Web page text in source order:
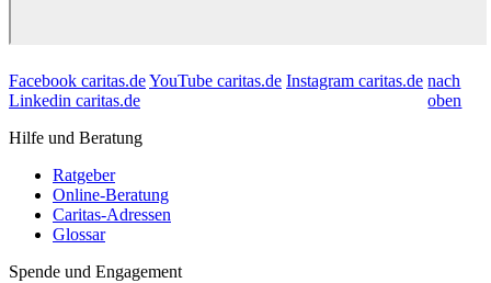
Facebook caritas.deYouTube caritas.de Instagram caritas.de
Linkedin caritas.de
nach
oben
Hilfe und Beratung
Ratgeber
Online-Beratung
Caritas-Adressen
Glossar
Spende und Engagement